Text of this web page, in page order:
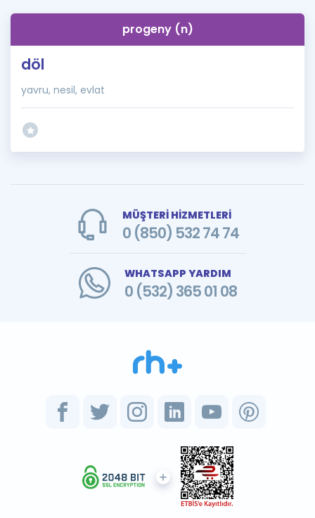
İngilizce Gramer
progeny (n)
döl
yavru, nesil, evlat
MÜŞTERİ HİZMETLERİ
0 (850) 532 74 74
WHATSAPP YARDIM
0 (532) 365 01 08